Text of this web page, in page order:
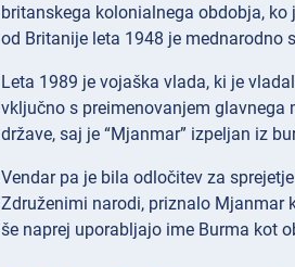
britanskega kolonialnega obdobja,
od Britanije leta 1948 je mednarodno
Leta 1989 je vojaška vlada, ki je
vključno s preimenovanjem glavnega
države, saj je “Mjanmar” izpeljan iz
Vendar pa je bila odločitev za
Združenimi narodi, priznalo Mjanmar
še naprej uporabljajo ime Burma kot